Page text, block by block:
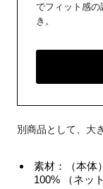
でフィット感
き。
別商品として、大
素材：（本体
100% （ネッ